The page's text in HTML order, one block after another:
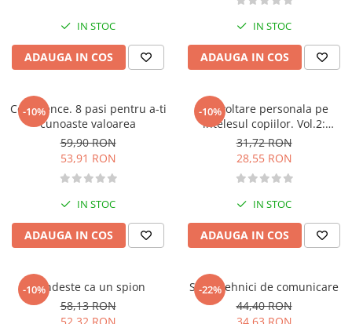
Povesti pentru copii
Povesti si povestiri
Dictionare si enciclopedii
Atlase, dictionare si enciclopedii
Dictionare de limba romana
Dictionare tematice
Enciclopedii
Fitness si frumusete
Diverse
Feng Shui
IN STOC
ADAUGA IN COS
IN STOC
ADAUGA IN COS
-10%
Confidence. 8 pasi pentru a-ti
cunoaste valoarea
59,90 RON
53,91 RON
IN STOC
ADAUGA IN COS
-10%
Dezvoltare personala pe
intelesul copiilor. Vol.2:
Gandesc pozitiv si depasesc
toate provocarile
31,72 RON
28,55 RON
IN STOC
ADAUGA IN COS
-10%
Gandeste ca un spion
58,13 RON
-22%
Supertehnici de comunicare
44,40 RON